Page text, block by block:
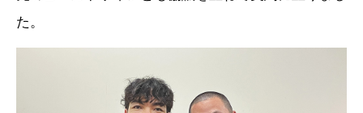
た。